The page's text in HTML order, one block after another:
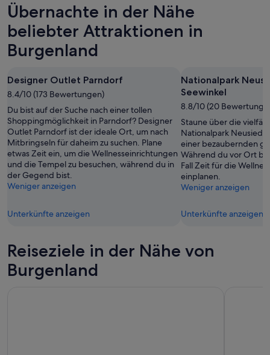
Übernachte in der Nähe
beliebter Attraktionen in
Burgenland
Designer Outlet Parndorf
8.4/10 (173 Bewertungen)
Du bist auf der Suche nach einer tollen
Shoppingmöglichkeit in Parndorf? Designer
Outlet Parndorf ist der ideale Ort, um nach
Mitbringseln für daheim zu suchen. Plane
etwas Zeit ein, um die Wellnesseinrichtungen
und die Tempel zu besuchen, während du in
der Gegend bist.
Weniger anzeigen
Unterkünfte anzeigen
Nationalpark
Seewinkel
8.8/10 (20
Staune über die
Nationalpark
einer bezaubernden
Während du vor Ort
Fall Zeit für die
einplanen.
Weniger anzeigen
Unterkünfte anzeigen
Reiseziele in der Nähe von
Burgenland